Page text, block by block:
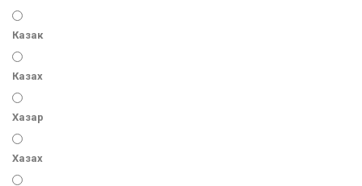
Казак
Казах
Хазар
Хазах